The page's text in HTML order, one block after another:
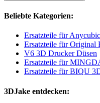
Beliebte Kategorien:
Ersatzteile für
Ersatzteile für Original
V6 3D Drucker Düsen
Ersatzteile für
Ersatzteile für BIQU
3DJake entdecken: